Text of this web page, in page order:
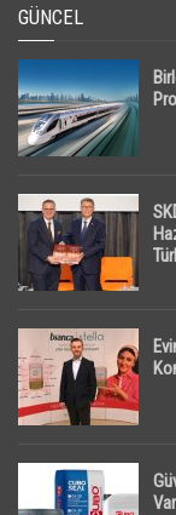
GÜNCEL
Var